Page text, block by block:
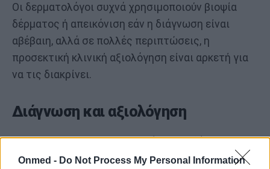
Onmed - Do Not Process My Personal Information
Οι δερματολόγοι συχνά χρησιμοποιούν βιοψία
δέρματος ή απεικόνιση εάν η διάγνωση είναι
αβέβαιη, αλλά σε πολλές περιπτώσεις, η
προσεκτική κλινική αξιολόγηση είναι αρκετή για
να τις διακρίνει.
Διάγνωση και αξιολόγηση
Για να επιβεβαιώσει την ασβέστωση δέρματος,
ένας δερματολόγος μπορεί να συστήσει: